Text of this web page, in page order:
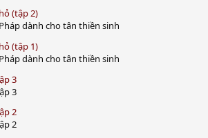
(tập 2)
dành cho tân thiền sinh
(tập 1)
dành cho tân thiền sinh
3
3
2
2